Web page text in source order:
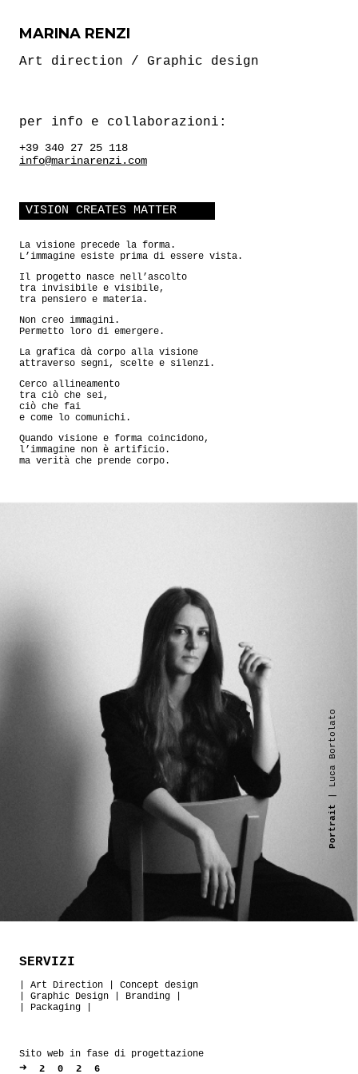
MARINA RENZI
Art direction / Graphic design
per info e collaborazioni:
+39 340 27 25 118
info@marinarenzi.com
VISION CREATES MATTER
La visione precede la forma.
L’immagine esiste prima di essere vista.
Il progetto nasce nell’ascolto
tra invisibile e visibile,
tra pensiero e materia.
Non creo immagini.
Permetto loro di emergere.
La grafica dà corpo alla visione
attraverso segni, scelte e silenzi.
Cerco allineamento
tra ciò che sei,
ciò che fai
e come lo comunichi.
Quando visione e forma coincidono,
l’immagine non è artificio.
ma verità che prende corpo.
SERVIZI
Art Direction
Concept design
Graphic Design Branding
Packaging
Sito web in fase di progettazione
➜ 2026
Portrait
| Luca Bortolato